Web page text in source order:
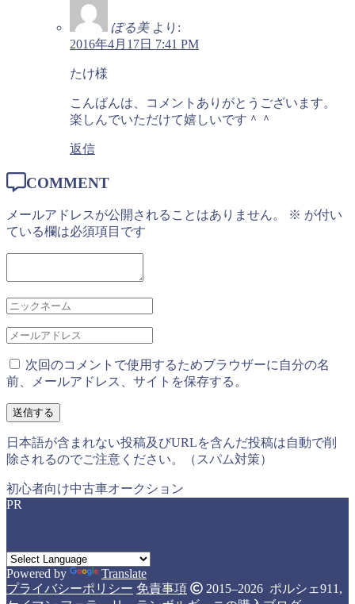
ぽる美 より:
2016年4月17日 7:41 PM
たけ様
こんばんは、コメントありがとうございます。
楽しんでいただけて嬉しいです＾＾
返信
COMMENT
メールアドレスが公開されることはありません。 ※ が付い
ている欄は必須項目です
次回のコメントで使用するためブラウザーに自分の名
前、メールアドレス、サイトを保存する。
日本語が含まれない投稿及びURLを含んだ投稿は自動で削
除されるのでご注意ください。（スパム対策）
初心者向け中古車オークション
PR
Powered by
Translate
プライバシーポリシー 免責事項
2015–2026 ポルシェ911,